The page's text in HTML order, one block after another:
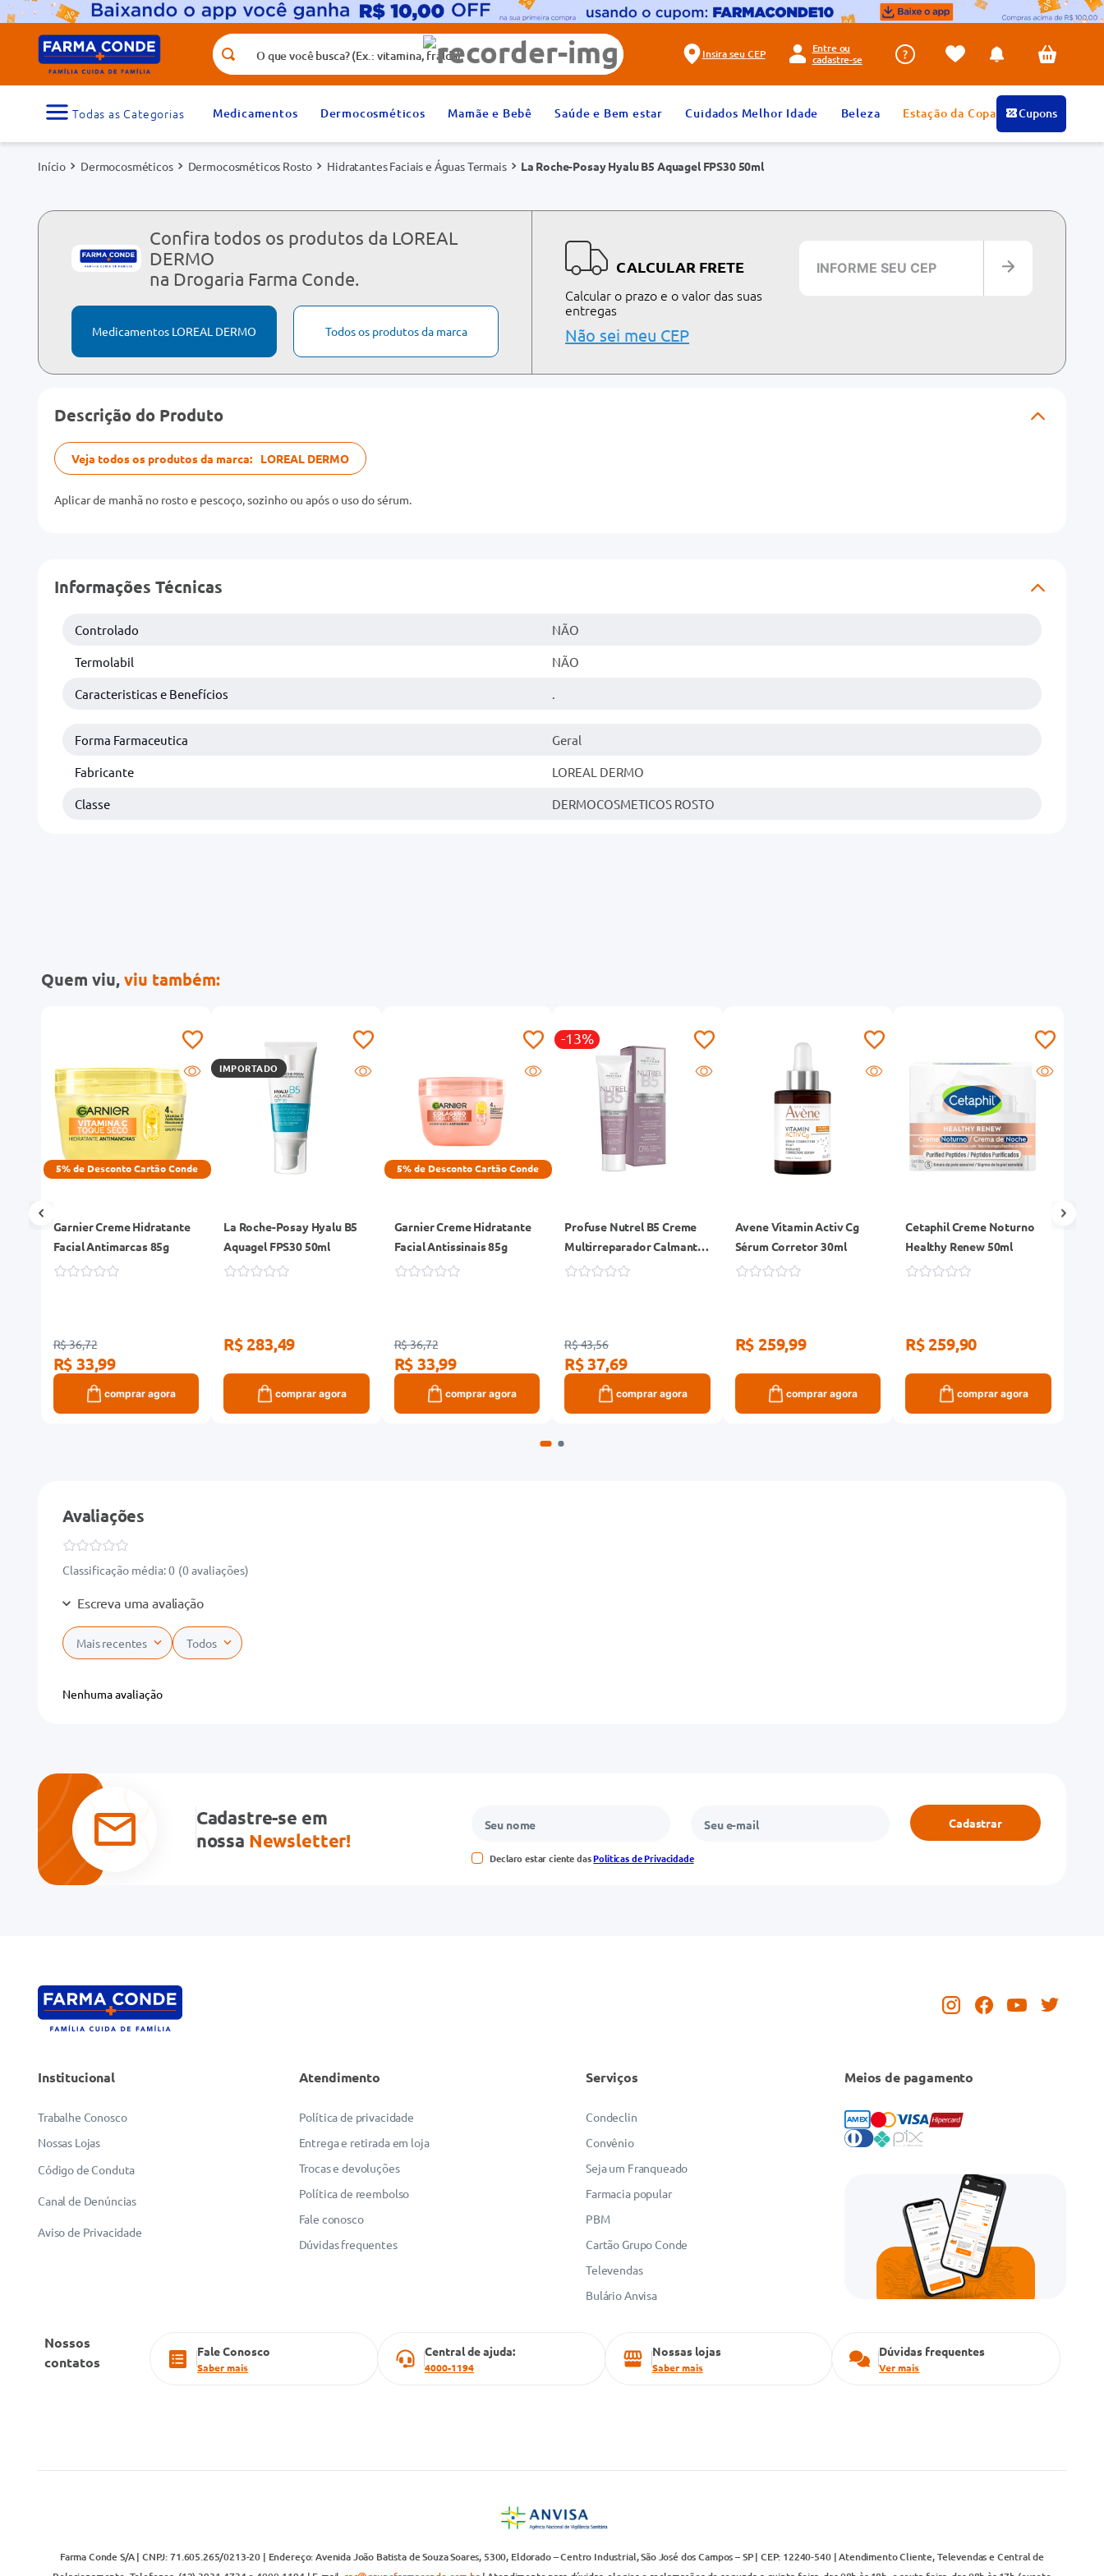
O que você busca? (Ex.: vitamina, fralda)
Insira seu CEP
Entre ou
cadastre-se
Medicamentos Dermocosméticos Mamãe e Bebê Saúde e Bem estar Cuidados Melhor Idade Beleza Estação da Copa Cupons
Dermocosméticos Dermocosméticos Rosto Hidratantes Faciais e Águas Termais La Roche-Posay Hyalu B5 Aquagel FPS30 50ml
Confira todos os produtos da LOREAL
DERMO
na Drogaria Farma Conde.
Medicamentos LOREAL DERMO Todos os produtos da marca
CALCULAR FRETE
Calcular o prazo e o valor das suas
entregas
Não sei meu CEP
Descrição do Produto
Veja todos os produtos da marca: LOREAL DERMO
Aplicar de manhã no rosto e pescoço, sozinho ou após o uso do sérum.
Informações Técnicas
Controlado NÃO
Termolabil NÃO
Caracteristicas e Benefícios
Forma Farmaceutica Geral
Fabricante LOREAL DERMO
Classe DERMOCOSMETICOS ROSTO
Quem viu,viu também:
5% de Desconto Cartão Conde
Garnier Creme Hidratante
Facial Antimarcas 85g
R$ 36,72
R$ 33,99
comprar agora
IMPORTADO
La Roche-Posay Hyalu B5
Aquagel FPS30 50ml
R$ 283,49
comprar agora
5% de Desconto Cartão Conde
Garnier Creme Hidratante
Facial Antissinais 85g
R$ 36,72
R$ 33,99
comprar agora
-13%
Profuse Nutrel B5 Creme
Multirreparador Calmante
Corpo e Rosto 20g
R$ 43,56
R$ 37,69
comprar agora
Avene Vitamin Activ Cg
Sérum Corretor 30ml
R$ 259,99
comprar agora
Cetaphil Creme Noturno
Healthy Renew 50ml
R$ 259,90
comprar agora
Avaliações
Classificação média: 0 (0 avaliações)
Escreva uma avaliação
Adicionar avaliação
Avalie o produto de 1 a 5 estrelas
★★★
Seu nome
Mais recentes Todos
Nenhuma avaliação
Cadastre-se em
nossa Newsletter!
Declaro estar ciente dasPolíticas de Privacidade
Cadastrar
Institucional
Trabalhe Conosco
Nossas Lojas
Código de Conduta
Canal de Denúncias
Aviso de Privacidade
Atendimento
Política de privacidade
Entrega e retirada em loja
Trocas e devoluções
Política de reembolso
Fale conosco
Dúvidas frequentes
Serviços
Condeclin
Convênio
Seja um Franqueado
Farmacia popular
PBM
Cartão Grupo Conde
Televendas
Bulário Anvisa
Meios de pagamento
Nossos
contatos
Fale Conosco
Saber mais
Central de ajuda:
4000-1194
Nossas lojas
Saber mais
Dúvidas frequentes
Ver mais
Farma Conde S/A | CNPJ: 71.605.265/0213-20 | Endereço: Avenida João Batista de Souza Soares, 5300, Eldorado – Centro Industrial, São José dos Campos – SP | CEP: 12240-540 | Atendimento Cliente, Televendas e Central de
Termos mais buscados
1
medicamento 2º
fralda
5
dipirona 6º
absorvente